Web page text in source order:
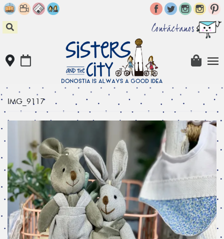
Skip
to
content
Contáctanos
IMG_9117